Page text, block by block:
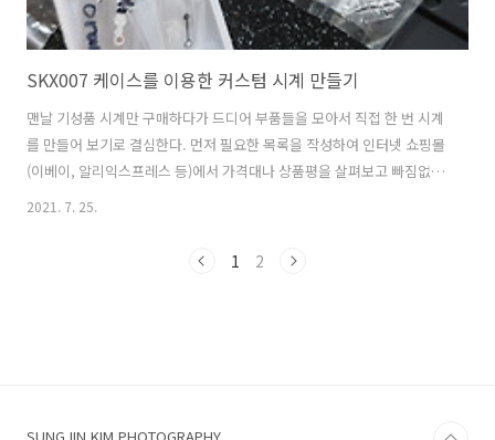
SKX007 케이스를 이용한 커스텀 시계 만들기
맨날 기성품 시계만 구매하다가 드디어 부품들을 모아서 직접 한 번 시계
를 만들어 보기로 결심한다. 먼저 필요한 목록을 작성하여 인터넷 쇼핑몰
(이베이, 알리익스프레스 등)에서 가격대나 상품평을 살펴보고 빠짐없이
주문하기 시작한다. 다음 사진처럼 시계를 조립하기 위한 도구와 부품들
한다. 사전에 허락을 받지 않았기 때문에 얼버무리듯 핑계를 댄다. 아래
2021. 7. 25.
1 2